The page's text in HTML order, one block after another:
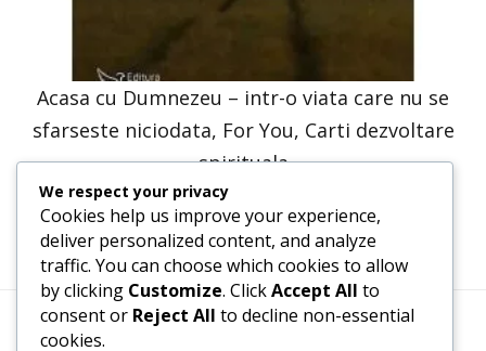
Acasa cu Dumnezeu – intr-o viata care nu se
sfarseste niciodata, For You, Carti dezvoltare
spirituala
41,23lei
Termeni, Condiții & Protecția Datelor (GDPR)
We respect your privacy
Cookies help us improve your experience,
deliver personalized content, and analyze
traffic. You can choose which cookies to allow
by clicking Customize. ClickAccept All to
consent or Reject All to decline non-essential
cookies.